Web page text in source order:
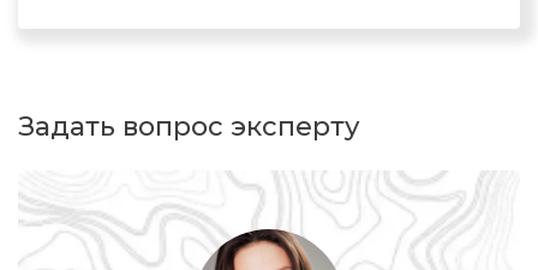
Задать вопрос эксперту